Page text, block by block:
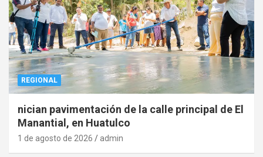
REGIONAL
nician pavimentación de la calle principal de El
Manantial, en Huatulco
1 de agosto de 2026 admin